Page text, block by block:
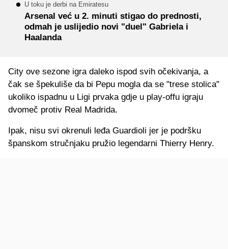
U toku je derbi na Emiratesu
Arsenal već u 2. minuti stigao do prednosti,
odmah je uslijedio novi "duel" Gabriela i
Haalanda
City ove sezone igra daleko ispod svih očekivanja, a
čak se špekuliše da bi Pepu mogla da se "trese stolica"
ukoliko ispadnu u Ligi prvaka gdje u play-offu igraju
dvomeč protiv Real Madrida.
Ipak, nisu svi okrenuli leđa Guardioli jer je podršku
španskom stručnjaku pružio legendarni Thierry Henry.